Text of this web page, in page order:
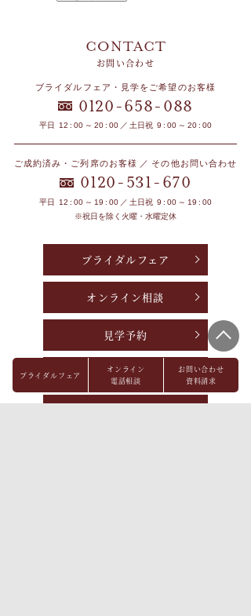
お問い合わせ
ブライダルフェア・見学をご希望のお客様
0120 -658- 088
平日 12 : 00 ～ 20 : 00 ／ 土日祝 9 : 00 ～ 20 : 00
ご成約済み・ご列席のお客様 ／ その他お問い合わせ
0120 - 531 - 670
平日 12 : 00 ～ 19 : 00 ／ 土日祝 9 : 00 ～ 19 : 00
※祝日を除く火曜・水曜定休
ブライダルフェア
オンライン相談
見学予約
資料請求
ブライダルフェア
オンライン
電話相談
お問い合わせ
資料請求